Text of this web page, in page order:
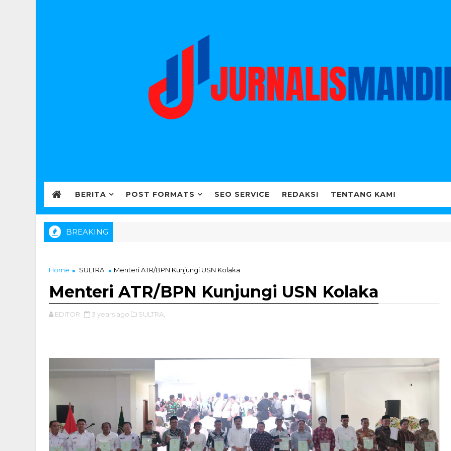
BERITA POST FORMATS SEO SERVICE REDAKSI TENTANG KAMI
BREAKING
Home SULTRA Menteri ATR/BPN Kunjungi USN Kolaka
Menteri ATR/BPN Kunjungi USN Kolaka
EDITOR 3 years ago SULTRA,